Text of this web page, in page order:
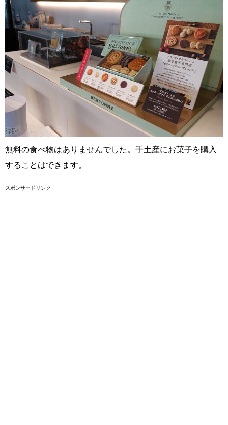
無料の食べ物はありませんでした。手土産にお菓子を購入
することはできます。
スポンサードリンク